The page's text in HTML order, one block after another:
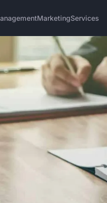
MarketingServices